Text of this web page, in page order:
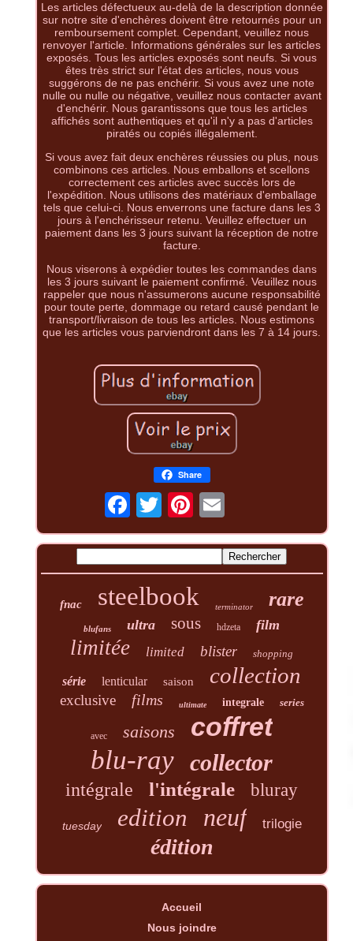
Les articles défectueux au-delà de la description donnée
sur notre site d'enchères doivent être retournés pour un
remboursement complet. Cependant, veuillez nous
renvoyer l'article. Informations générales sur les articles
exposés. Tous les articles exposés sont neufs. Si vous
êtes très strict sur l'état des articles, nous vous
suggérons de ne pas enchérir. Si vous avez une note
nulle ou nulle ou négative, veuillez nous contacter avant
d'enchérir. Nous garantissons que tous les articles
affichés sont authentiques et qu'il n'y a pas d'articles
piratés ou copiés illégalement.
Si vous avez fait deux enchères réussies ou plus, nous
combinons ces articles. Nous emballons et scellons
correctement ces articles avec succès lors de
l'expédition. Nous utilisons des matériaux d'emballage
tels que celui-ci. Nous enverrons une facture dans les 3
jours à l'enchérisseur retenu. Veuillez effectuer un
paiement dans les 3 jours suivant la réception de notre
facture.
Nous viserons à expédier toutes les commandes dans
les 3 jours suivant le paiement confirmé. Veuillez nous
rappeler que nous n'assumerons aucune responsabilité
pour toute perte, dommage ou retard causé pendant le
transport/livraison de tous les articles. Nous estimons
que les articles vous parviendront dans les 7 à 14 jours.
Share
fnac steelbook terminator rare
blufans ultra sous hdzeta film
limitée limited blister shopping
série lenticular saison collection
exclusive films ultimate integrale series
avec saisons coffret
blu-ray collector
intégrale l'intégrale bluray
tuesday edition neuf trilogie
édition
Accueil
Nous joindre